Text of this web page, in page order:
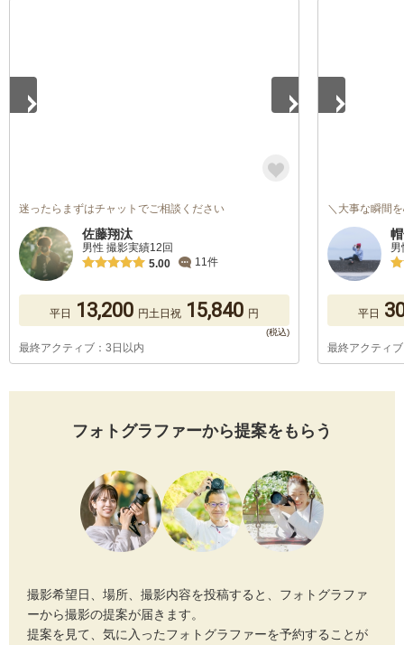
迷ったらまずはチャットでご相談ください
佐藤翔汰
男性 撮影実績12回
5.00
11件
平日 13,200 円土日祝 15,840 円
最終アクティブ：3日以内
＼大事な瞬間
男
平日
最終アクティ
フォトグラファーから提案をもらう
撮影希望日、場所、撮影内容を投稿すると、フォトグラファ
ーから撮影の提案が届きます。
提案を見て、気に入ったフォトグラファーを予約することが